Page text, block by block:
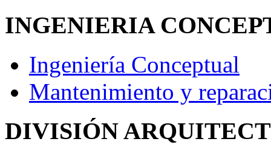
INGENIERIA
Ingeniería Conceptual
Mantenimiento y
DIVISIÓN